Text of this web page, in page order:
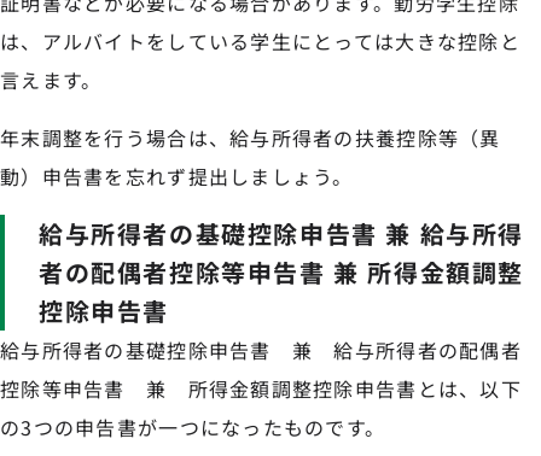
は、アルバイトをしている学生にとっては大きな控除と
言えます。
年末調整を行う場合は、給与所得者の扶養控除等（異
動）申告書を忘れず提出しましょう。
給与所得者の基礎控除申告書 兼 給与所得
者の配偶者控除等申告書 兼 所得金額調整
控除申告書
給与所得者の基礎控除申告書 兼 給与所得者の配偶者
控除等申告書 兼 所得金額調整控除申告書とは、以下
の3つの申告書が一つになったものです。